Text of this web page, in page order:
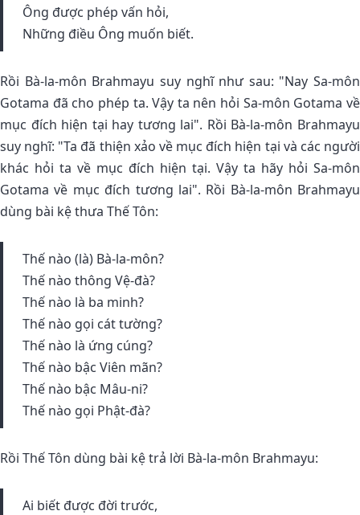
Ông được phép vấn hỏi,
Những điều Ông muốn biết.
Rồi Bà-la-môn Brahmayu suy nghĩ như sau: "Nay Sa-môn
Gotama đã cho phép ta. Vậy ta nên hỏi Sa-môn Gotama về
mục đích hiện tại hay tương lai". Rồi Bà-la-môn Brahmayu
suy nghĩ: "Ta đã thiện xảo về mục đích hiện tại và các người
khác hỏi ta về mục đích hiện tại. Vậy ta hãy hỏi Sa-môn
Gotama về mục đích tương lai". Rồi Bà-la-môn Brahmayu
dùng bài kệ thưa Thế Tôn:
Thế nào (là) Bà-la-môn?
Thế nào thông Vệ-đà?
Thế nào là ba minh?
Thế nào gọi cát tường?
Thế nào là ứng cúng?
Thế nào bậc Viên mãn?
Thế nào bậc Mâu-ni?
Thế nào gọi Phật-đà?
Rồi Thế Tôn dùng bài kệ trả lời Bà-la-môn Brahmayu:
Ai biết được đời trước,